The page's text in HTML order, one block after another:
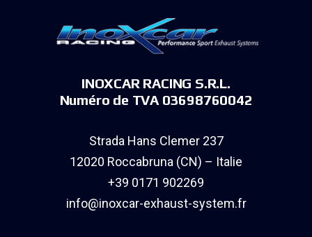
INOXCAR RACING S.R.L.
Numéro de TVA 03698760042
Strada Hans Clemer 237
12020 Roccabruna (CN) – Italie
+39 0171 902269
info@inoxcar-exhaust-system.fr